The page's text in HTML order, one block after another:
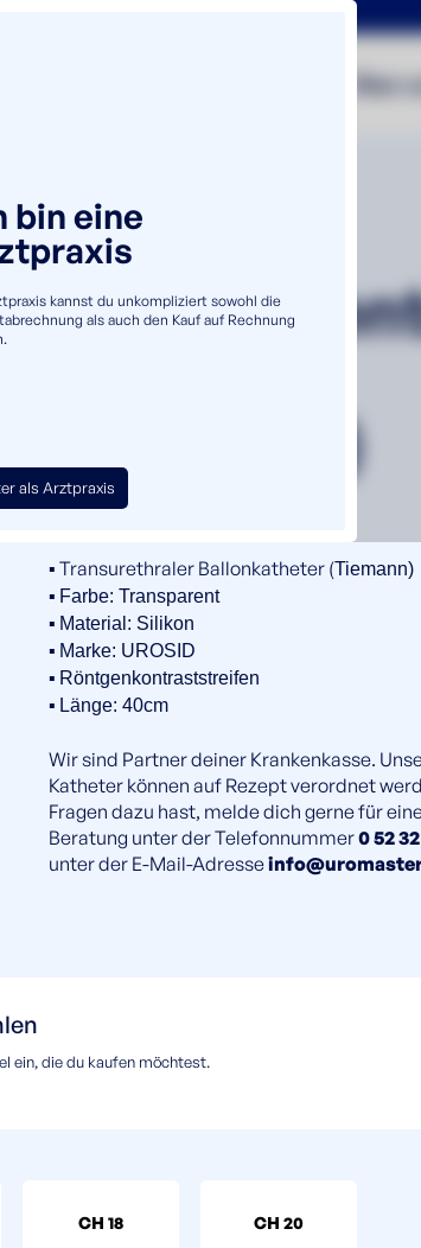
Über
(Tiemann)
PRODUKTINFOS
▪️ Transurethraler Ballonkatheter (Tiemann)
▪️ Farbe: Transparent
▪️ Material: Silikon
▪️ Marke: UROSID
▪️ Röntgenkontraststreifen
▪️ Länge: 40cm
Wir sind Partner deiner Krankenkasse.
Katheter können auf Rezept verordnet
Fragen dazu hast, melde dich gerne für
Beratung unter der Telefonnummer0 52
unter der E-Mail-Adresse
ein, die du kaufen möchtest.
CH 18 CH 20
bin eine
kannst du unkompliziert sowohl die
als auch den Kauf auf Rechnung
als Arztpraxis